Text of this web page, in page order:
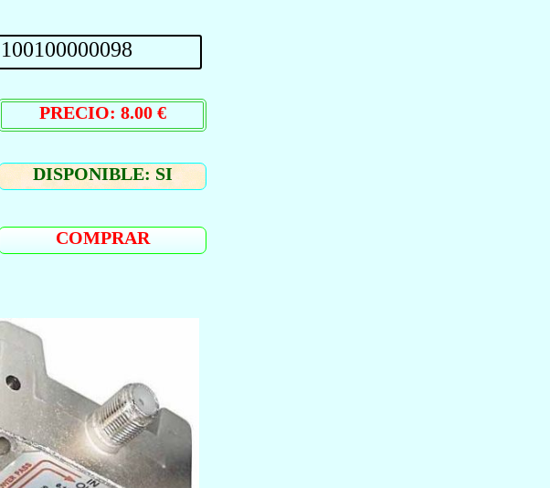
COMPRAR
100100000098
PRECIO: 8.00 €
DISPONIBLE: SI